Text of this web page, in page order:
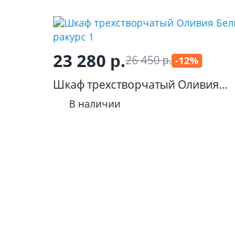
23 280 р.26 450р. -12%
Шкаф трехстворчатый Оливия
Белый
В наличии